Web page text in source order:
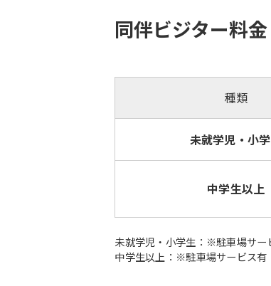
同伴ビジター料金
種類
未就学児・小
中学生以上
未就学児・小学生：※駐車場サー
中学生以上：※駐車場サービス有